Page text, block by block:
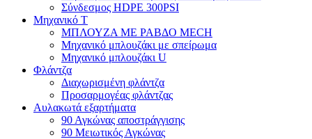
Σύνδεσμος HDPE 300PSI
Μηχανικό Τ
ΜΠΛΟΥΖΑ ΜΕ ΡΑΒΔΟ MECH
Μηχανικό μπλουζάκι με σπείρωμα
Μηχανικό μπλουζάκι U
Φλάντζα
Διαχωρισμένη φλάντζα
Προσαρμογέας φλάντζας
Αυλακωτά εξαρτήματα
90 Αγκώνας αποστράγγισης
90 Μειωτικός Αγκώνας